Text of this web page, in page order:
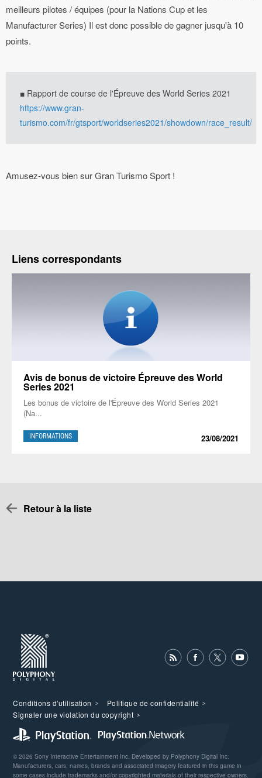
meilleurs pilotes / équipes (pour la Nations Cup et les
Manufacturer Series) Il est donc possible de gagner jusqu'à 10
points.
■ Rapport de course de l'Épreuve des World Series 2021
https://www.gran-
turismo.com/fr/gtsport/worldseries2021/showdown/race_result/
Amusez-vous bien sur Gran Turismo Sport !
Liens correspondants
Avis de bonus de victoire Épreuve des World
Series 2021
Les bonus de victoire de l'Épreuve des World Series 2021
(Na...
INFORMATIONS 23/08/2021
Retour à la liste
Conditions d'utilisation
Politique de confidentialité
Signaler une violation du copyright
© 2026 Sony Interactive Entertainment Inc. Developed by Polyphony Digital Inc.
Manufacturers, cars, names, brands and associated imagery featured in this game in
some cases include trademarks and/or copyrighted materials of their respective owners.